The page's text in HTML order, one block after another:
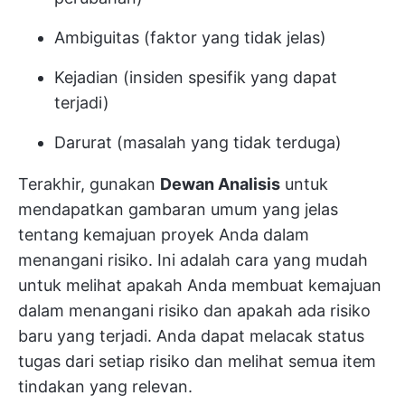
Ambiguitas (faktor yang tidak jelas)
Kejadian (insiden spesifik yang dapat
terjadi)
Darurat (masalah yang tidak terduga)
Terakhir, gunakan Dewan Analisis untuk
mendapatkan gambaran umum yang jelas
tentang kemajuan proyek Anda dalam
menangani risiko. Ini adalah cara yang mudah
untuk melihat apakah Anda membuat kemajuan
dalam menangani risiko dan apakah ada risiko
baru yang terjadi. Anda dapat melacak status
tugas dari setiap risiko dan melihat semua item
tindakan yang relevan.